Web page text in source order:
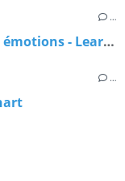
…
Les mots de l'album : la couleur des émotions - Learningapps
…